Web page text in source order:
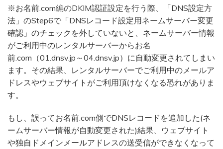
※お名前.com編のDKIM認証設定を行う際、「DNS設定方
法」のStep6で「DNSレコード設定用ネームサーバー変更
確認」のチェックを外していないと、ネームサーバー情報
がご利用中のレンタルサーバーからお名
前.com（01.dnsv.jp～04.dnsv.jp）に自動変更されてしまい
ます。その結果、レンタルサーバーでご利用中のメールア
ドレスやウェブサイトがご利用頂けなくなる恐れがありま
す。
もし、誤ってお名前.com側でDNSレコードを追加した(ネ
ームサーバー情報が自動変更された)結果、ウェブサイト
や独自ドメインメールアドレスの送受信ができなくなって